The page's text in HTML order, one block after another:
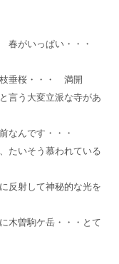
ぱい・・・
・ 満開
言う大変立派な寺があ
なんです・・・
たいそう慕われている
反射して神秘的な光を
木曽駒ケ岳・・・とて